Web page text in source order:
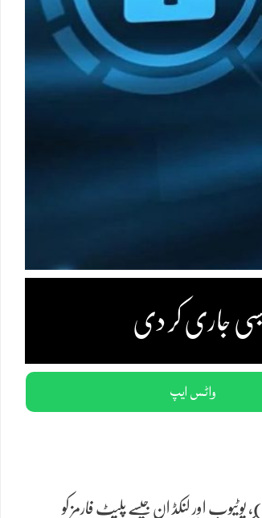
جاری کر دی
واٹس ایپ
اور لنکڈ ان جیسے پلیٹ فارمز کو